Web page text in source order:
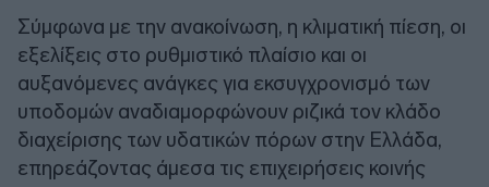
Σύμφωνα με την ανακοίνωση, η κλιματική πίεση, οι
εξελίξεις στο ρυθμιστικό πλαίσιο και οι
αυξανόμενες ανάγκες για εκσυγχρονισμό των
υποδομών αναδιαμορφώνουν ριζικά τον κλάδο
διαχείρισης των υδατικών πόρων στην Ελλάδα,
επηρεάζοντας άμεσα τις επιχειρήσεις κοινής